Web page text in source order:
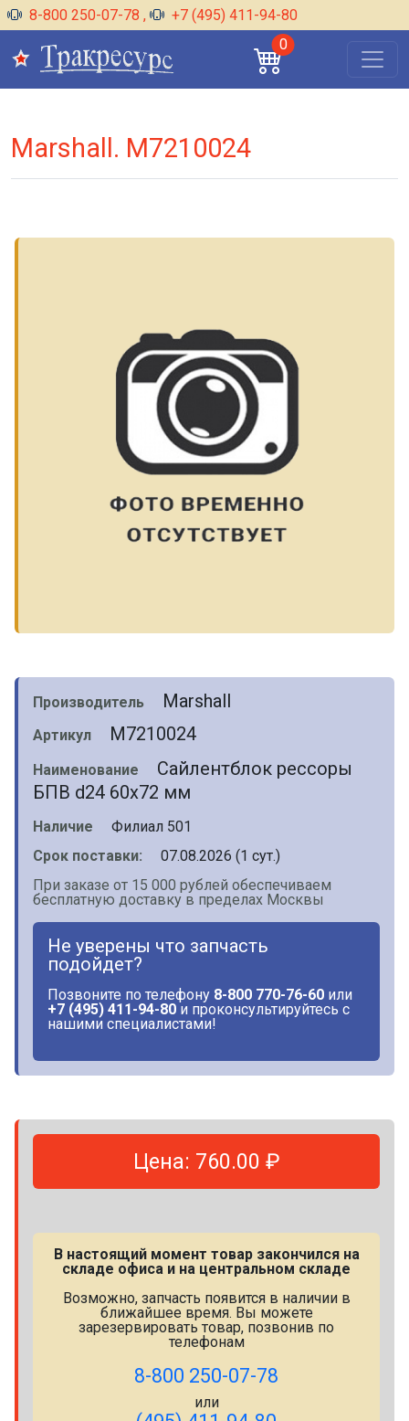
8-800 250-07-78 ,
+7 (495) 411-94-80
0
Marshall. M7210024
Производитель Marshall
Артикул M7210024
Наименование
Сайлентблок рессоры
БПВ d24 60x72 мм
Наличие
Филиал 501
Срок поставки:
07.08.2026 (1 сут.)
При заказе от 15 000 рублей обеспечиваем
бесплатную доставку в пределах Москвы
Не уверены что запчасть
подойдет?
Позвоните по телефону 8-800 770-76-60 или
+7 (495) 411-94-80 и проконсультируйтесь с
нашими специалистами!
Цена: 760.00 ₽
В настоящий момент товар закончился на
складе офиса и на центральном складе
Возможно, запчасть появится в наличии в
ближайшее время. Вы можете
зарезервировать товар, позвонив по
телефонам
8-800 250-07-78
или